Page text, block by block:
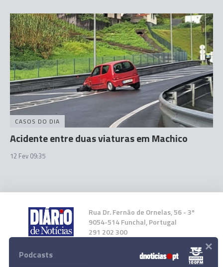
CASOS DO DIA
Acidente entre duas viaturas em Machico
12 Fev 09:35
Rua Dr. Fernão de Ornelas, 56 - 3º
9054-514 Funchal, Portugal
291 202 300
Instale a nossa App
Podcasts ×